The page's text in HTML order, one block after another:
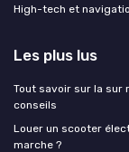
High-tech et
Les plus lus
Tout savoir sur la sur
conseils
Louer un scooter
marche ?